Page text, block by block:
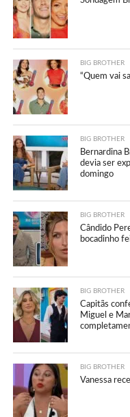
BIG BROTHER
“Quem vai
BIG BROTHER
Bernardina
devia ser
domingo
BIG BROTHER
Cândido
bocadinho
BIG BROTHER
Capitãs
Miguel e
BIG BROTHER
Vanessa